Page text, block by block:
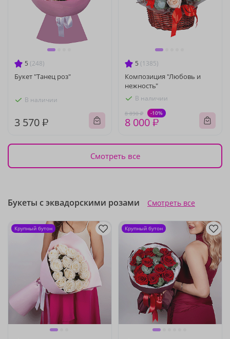
5 (248)
Букет "Танец роз"
В наличии
3 570 ₽
5 (1385)
Композиция "Любовь и
нежность"
В наличии
8 890 ₽ -10%
8 000 ₽
Смотреть все
Букеты с эквадорскими розами Смотреть все
Крупный бутон Крупный бутон